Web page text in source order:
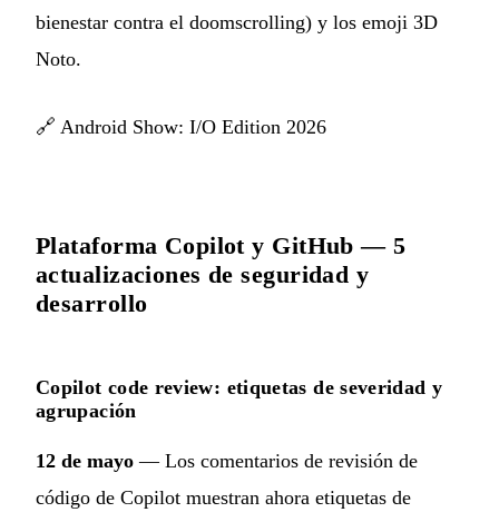
bienestar contra el doomscrolling) y los emoji 3D
Noto.
🔗 Android Show: I/O Edition 2026
Plataforma Copilot y GitHub — 5
actualizaciones de seguridad y
desarrollo
Copilot code review: etiquetas de severidad y
agrupación
12 de mayo — Los comentarios de revisión de
código de Copilot muestran ahora etiquetas de